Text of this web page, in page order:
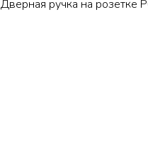
Дверная ручка на розетке